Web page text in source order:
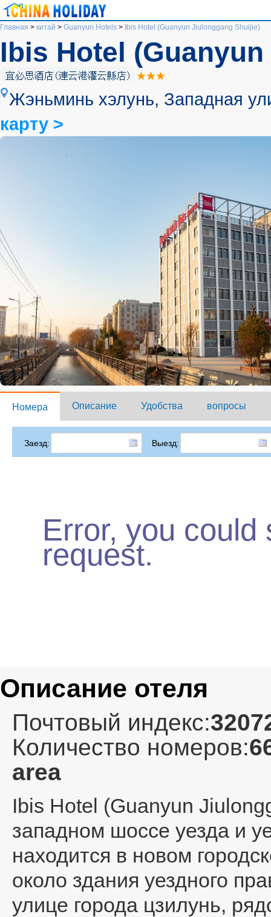
Главная > китай > Guanyun Hotels > Ibis Hotel (Guanyun Jiulonggang Shuijie)
Ibis Hotel
Жэньминь хэлунь, Западная
карту >
Номера Описание Удобства вопросы
Заезд: Выезд:
Error, you could
request.
Описание отеля
Почтовый индекс:
Количество номеров:
area
Ibis Hotel (Guanyun
западном шоссе уезда и
находится в новом
около здания уездного
улице города цзилунь,